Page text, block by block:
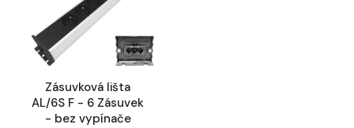
Zásuvková lišta
AL/6S F - 6 Zásuvek
- bez vypínače